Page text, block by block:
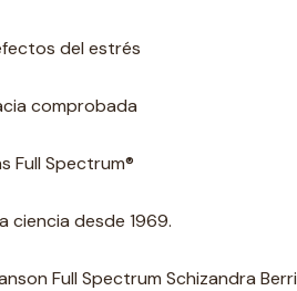
del estrés
comprobada
Full Spectrum®
ciencia desde 1969.
Full Spectrum Schizandra